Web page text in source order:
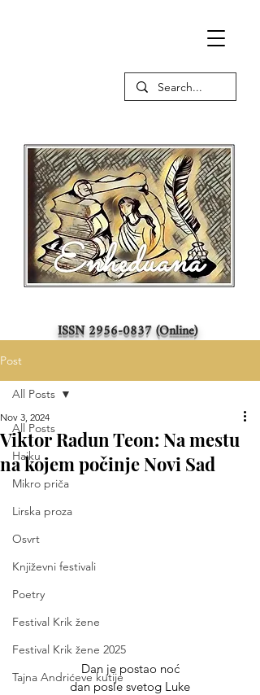
ISSN2956-0837(Online)
Post
All Posts
Haiku
Mikro priča
Lirska proza
Osvrt
Književni festivali
Poetry
Festival Krik žene
Festival Krik žene 2025
Tajna Andrićeve kutije
All Posts
Viktor Radun Teon: Na mestu
na kojem počinje Novi Sad
Nov 3, 2024
Dan je postao noć
dan posle svetog Luke